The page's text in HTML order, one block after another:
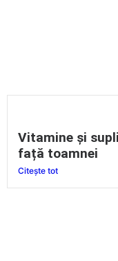
Vitamine și
față toamnei
Citește tot